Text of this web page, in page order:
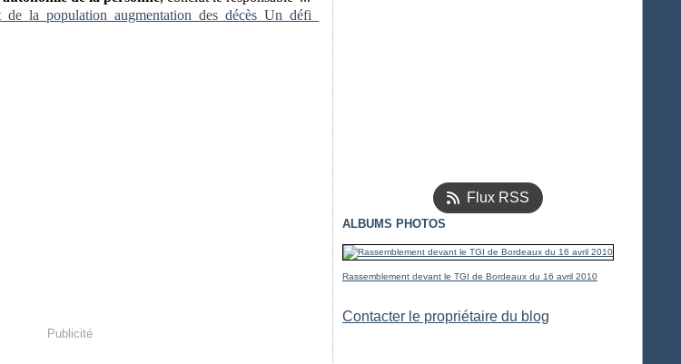
Publicité
Flux RSS
ALBUMS PHOTOS
Rassemblement devant le TGI de Bordeaux du 16 avril 2010
Contacter le propriétaire du blog